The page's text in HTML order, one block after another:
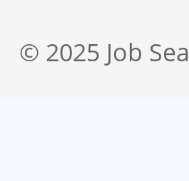
© 2025 Job